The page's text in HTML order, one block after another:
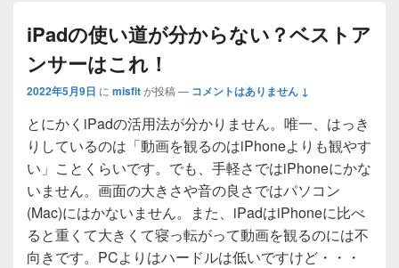
iPadの使い道が分からない？ベストア
ンサーはこれ！
2022年5月9日 に misfitが投稿 — コメントはありません ↓
とにかくiPadの活用法が分かりません。唯一、はっき
りしているのは「動画を観るのはiPhoneよりも観やす
い」ことくらいです。でも、手軽さではiPhoneにかな
いません。画面の大きさや音の良さではパソコン
(Mac)にはかないません。また、iPadはiPhoneに比べ
ると重くて大きくて寝っ転がって動画を観るのには不
向きです。PCよりはハードルは低いですけど・・・